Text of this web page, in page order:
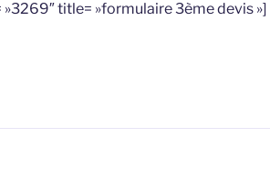
title= »formulaire 3ème devis »]